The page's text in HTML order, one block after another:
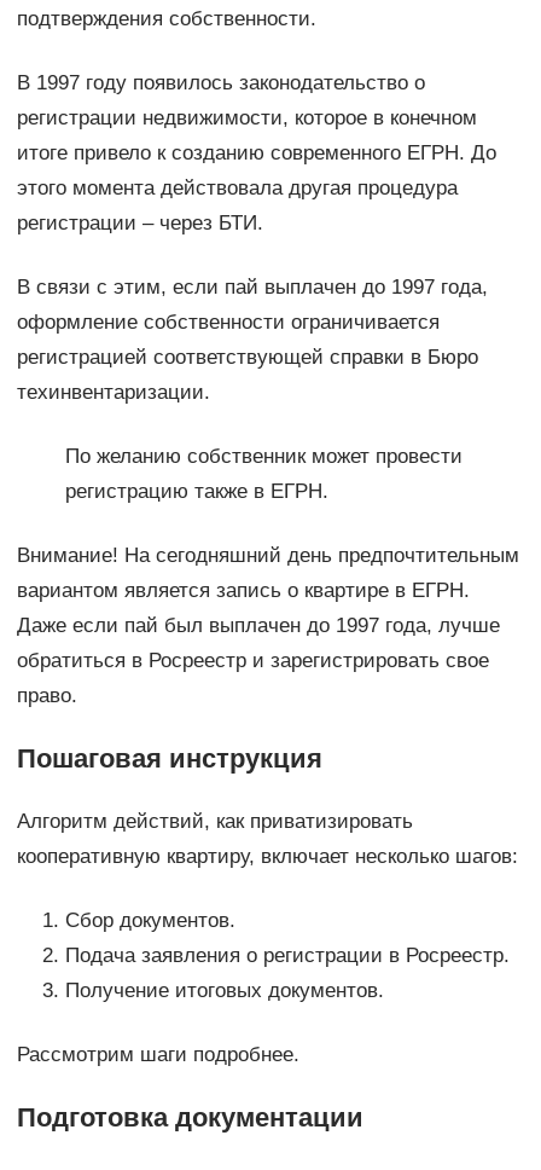
подтверждения собственности.
В 1997 году появилось законодательство о
регистрации недвижимости, которое в конечном
итоге привело к созданию современного ЕГРН. До
этого момента действовала другая процедура
регистрации – через БТИ.
В связи с этим, если пай выплачен до 1997 года,
оформление собственности ограничивается
регистрацией соответствующей справки в Бюро
техинвентаризации.
По желанию собственник может провести
регистрацию также в ЕГРН.
Внимание! На сегодняшний день предпочтительным
вариантом является запись о квартире в ЕГРН.
Даже если пай был выплачен до 1997 года, лучше
обратиться в Росреестр и зарегистрировать свое
право.
Пошаговая инструкция
Алгоритм действий, как приватизировать
кооперативную квартиру, включает несколько шагов:
Сбор документов.
Подача заявления о регистрации в Росреестр.
Получение итоговых документов.
Рассмотрим шаги подробнее.
Подготовка документации